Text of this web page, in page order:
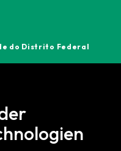
do Distrito Federal